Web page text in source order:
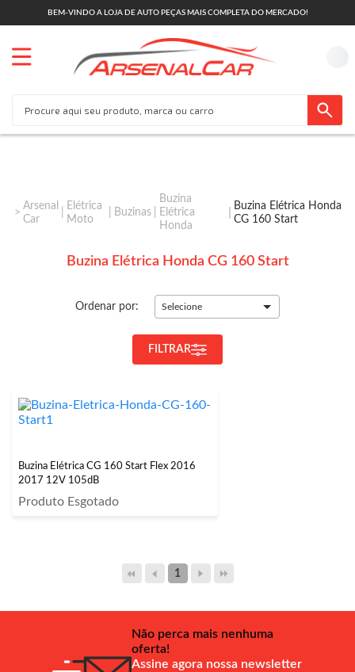
BEM-VINDO A LOJA DE AUTO PEÇAS MAIS COMPLETA DO MERCADO!
Arsenal
Car
Elétrica
Moto
Buzinas
Buzina
Elétrica
Honda
Buzina Elétrica Honda
CG 160 Start
Buzina Elétrica Honda CG 160 Start
Ordenar por: Selecione
FILTRAR
Buzina Elétrica CG 160 Start Flex 2016
2017 12V 105dB
Produto Esgotado
1
Não perca mais nenhuma
oferta!
Assine agora nossa newsletter